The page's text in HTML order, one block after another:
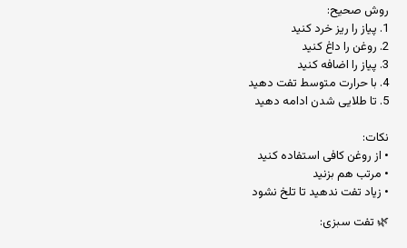
روش صحیح:
1. پیاز را ریز خرد کنید
2. روغن را داغ کنید
3. پیاز را اضافه کنید
4. با حرارت متوسط تفت دهید
5. تا طلایی شدن ادامه دهید
نکات:
• از روغن کافی استفاده کنید
• مرتب هم بزنید
• زیاد تفت ندهید تا تلخ نشود
🌿 تفت سبزی: